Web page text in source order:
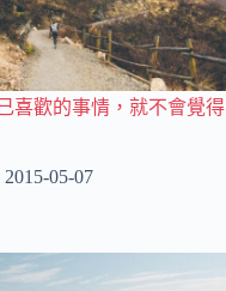
喜歡的事情，就不會覺得
2015-05-07